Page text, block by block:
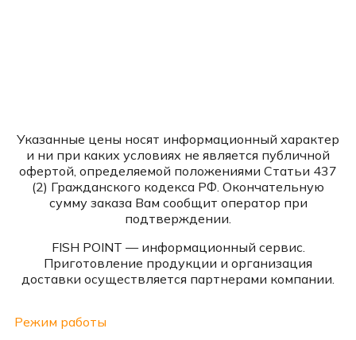
Указанные цены носят информационный характер
и ни при каких условиях не является публичной
офертой, определяемой положениями Статьи 437
(2) Гражданского кодекса РФ. Окончательную
сумму заказа Вам сообщит оператор при
подтверждении.
FISH POINT — информационный сервис.
Приготовление продукции и организация
доставки осуществляется партнерами компании.
Режим работы